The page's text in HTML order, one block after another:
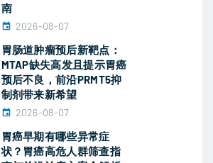
南
2026-08-07
胃肠道肿瘤预后新靶点：
MTAP缺失高发且提示胃癌
预后不良，前沿PRMT5抑
制剂带来新希望
2026-08-07
胃癌早期有哪些异常症
状？胃癌高危人群筛查指